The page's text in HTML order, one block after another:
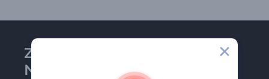
Zu Renderforest-
Newsletter anmelden